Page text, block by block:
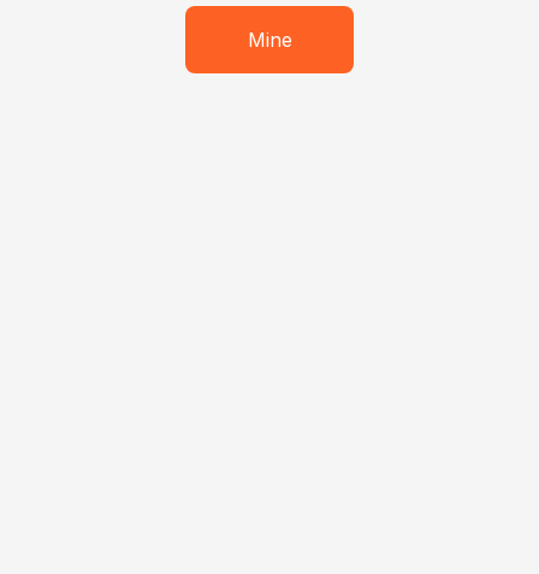
Mine